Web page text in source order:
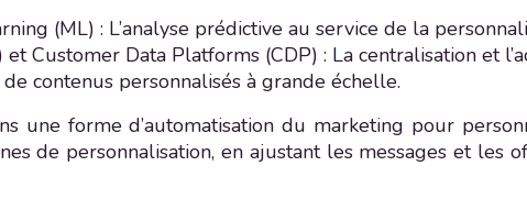
(ML) : L’analyse prédictive au service de la
Customer Data Platforms (CDP) : La centralisation et
contenus personnalisés à grande échelle.
une forme d’automatisation du marketing pour
de personnalisation, en ajustant les messages et les